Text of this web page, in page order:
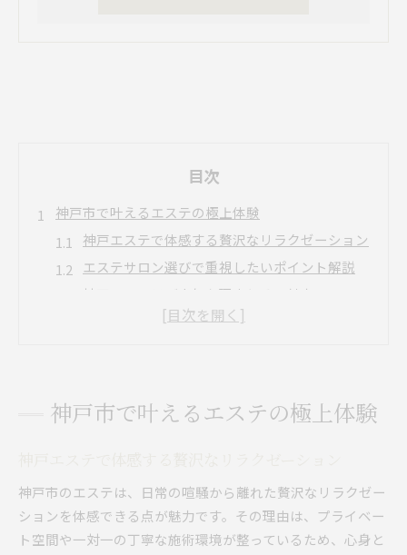
目次
神戸市で叶えるエステの極上体験
神戸エステで体感する贅沢なリラクゼーション
エステサロン選びで重視したいポイント解説
神戸のエステが人気な理由とその魅力
ホテル併設エステで味わう特別なひととき
美肌を目指すなら神戸のエステメニュー
フェイシャルエステが与える肌トラブル改善効
果
毛穴やシミに対応するエステの施術内容
神戸市で叶えるエステの極上体験
神戸市のエステは、日常の喧騒から離れた贅沢なリラクゼー
ションを体感できる点が魅力です。その理由は、プライベー
ト空間や一対一の丁寧な施術環境が整っているため、心身と